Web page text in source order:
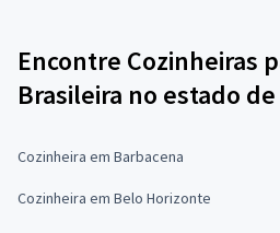
Encontre Cozinheiras
Brasileira no estado de
Cozinheira em Barbacena
Cozinheira em Belo Horizonte